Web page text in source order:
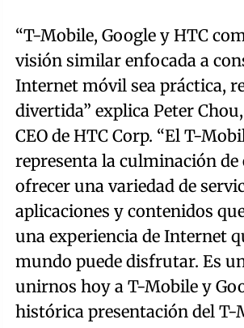
“T-Mobile, Google y HTC
visión similar enfocada a
Internet móvil sea práctica,
divertida” explica Peter
CEO de HTC Corp. “El T-
representa la culminación de
ofrecer una variedad de
aplicaciones y contenidos
una experiencia de Internet
mundo puede disfrutar. Es
unirnos hoy a T-Mobile y
histórica presentación del T-